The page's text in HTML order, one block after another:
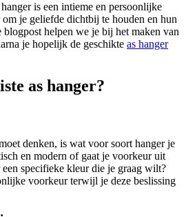
is een intieme en persoonlijke
je geliefde dichtbij te houden en hun
blogpost helpen we je bij het maken van
je hopelijk de geschikte as hanger
as hanger?
denken, is wat voor soort hanger je
en modern of gaat je voorkeur uit
een specifieke kleur die je graag wilt?
voorkeur terwijl je deze beslissing